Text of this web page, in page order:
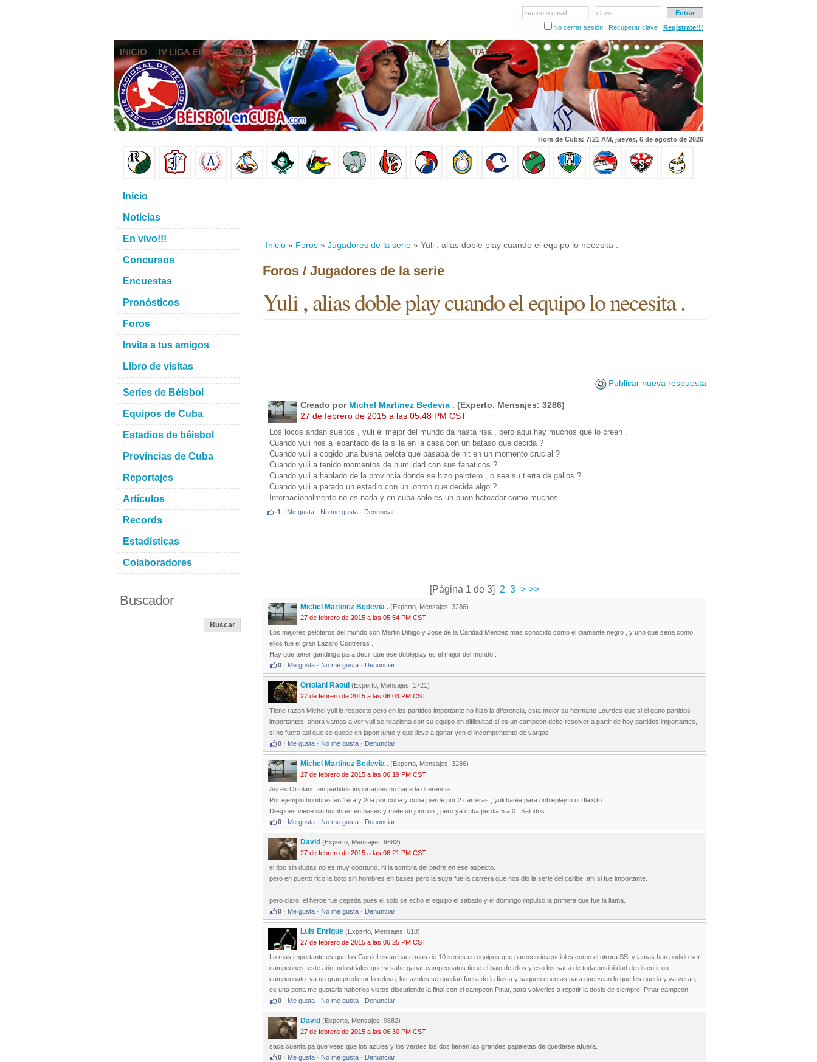
usuario o email
clave
No cerrar sesión
Recuperar clave Regístrate!!!
INICIO IV LIGA ELITE NOTICIAS FOROS PRONÓSTICOS EN VIVO CONTACTO
Hora de Cuba: 7:21 AM, jueves, 6 de agosto de 2026
Inicio » Foros » Jugadores de la serie » Yuli , alias doble play cuando el equipo lo necesita .
Foros / Jugadores de la serie
Yuli , alias doble play cuando el equipo lo necesita .
Publicar nueva respuesta
Creado por Michel Martinez Bedevia . (Experto, Mensajes: 3286)
27 de febrero de 2015 a las 05:48 PM CST
Los locos andan sueltos , yuli el mejor del mundo da hasta risa , pero aqui hay muchos que lo creen .
Cuando yuli nos a lebantado de la silla en la casa con un bataso que decida ?
Cuando yuli a cogido una buena pelota que pasaba de hit en un momento crucial ?
Cuando yuli a tenido momentos de humildad con sus fanaticos ?
Cuando yuli a hablado de la provincia donde se hizo pelotero , o sea su tierra de gallos ?
Cuando yuli a parado un estadio con un jonron que decida algo ?
Internacionalmente no es nada y en cuba solo es un buen bateador como muchos .
-1 · Me gusta · No me gusta · Denunciar
[Página 1 de 3] 2 3 > >>
Michel Martinez Bedevia . (Experto, Mensajes: 3286)
27 de febrero de 2015 a las 05:54 PM CST
Los mejores peloteros del mundo son Martin Dihigo y Jose de la Caridad Mendez mas conocido como el diamante negro , y uno que seria como
ellos fue el gran Lazaro Contreras .
Hay que tener gandinga para decir que ese dobleplay es el mejor del mundo .
0 · Me gusta · No me gusta · Denunciar
Ortolani Raoul (Experto, Mensajes: 1721)
27 de febrero de 2015 a las 06:03 PM CST
Tiene razon Michel yuli lo respecto pero en los partidos importante no hizo la diferencia, esta mejor su hermano Lourdes que si el gano partidos
importantes, ahora vamos a ver yuli se reaciona con su equipo en difilcultad si es un campeon debe resolver a partir de hoy partidos importantes,
si no fuera asi que se quede en japon junto y que lleve a ganar yen el incompentente de vargas.
0 · Me gusta · No me gusta · Denunciar
Michel Martinez Bedevia . (Experto, Mensajes: 3286)
27 de febrero de 2015 a las 06:19 PM CST
Asi es Ortolani , en partidos importantes no hace la diferencia .
Por ejemplo hombres en 1era y 2da por cuba y cuba pierde por 2 carreras , yuli batea para dobleplay o un flaisito .
Despues viene sin hombres en bases y mete un jonrron , pero ya cuba perdia 5 a 0 . Saludos .
0 · Me gusta · No me gusta · Denunciar
David (Experto, Mensajes: 9682)
27 de febrero de 2015 a las 06:21 PM CST
el tipo sin dudas no es muy oportuno. ni la sombra del padre en ese aspecto.
pero en puerto rico la boto sin hombres en bases pero la suya fue la carrera que nos dio la serie del caribe. ahi si fue importante.
pero claro, el heroe fue cepeda pues el solo se echo el equipo el sabado y el domingo impulso la primera que fue la llama.
0 · Me gusta · No me gusta · Denunciar
Luis Enrique (Experto, Mensajes: 618)
27 de febrero de 2015 a las 06:25 PM CST
Lo mas importante es que los Gurriel estan hace mas de 10 series en equipos que parecen invencibles como el otrora SS, y jamas han podido ser
campeones, este año Industriales que si sabe ganar campeonatos tiene el bajo de ellos y eso los saca de toda posibilidad de discutir un
campeonato. ya un gran predictor lo relevo, los azules se quedan fuera de la fiesta y saquen cuentas para que vean lo que les queda y ya veran,
es una pena me gustaria haberlos vistos discutiendo la final con el campeon Pinar, para volverles a repetir la dosis de siempre. Pinar campeon.
0 · Me gusta · No me gusta · Denunciar
David (Experto, Mensajes: 9682)
27 de febrero de 2015 a las 06:30 PM CST
saca cuenta pa que veas que los azules y los verdes los dos tienen las grandes papaletas de quedarse afuera.
0 · Me gusta · No me gusta · Denunciar
Inicio
Noticias
En vivo!!!
Concursos
Encuestas
Pronósticos
Foros
Invita a tus amigos
Libro de visitas
Series de Béisbol
Equipos de Cuba
Estadios de béisbol
Provincias de Cuba
Reportajes
Artículos
Records
Estadísticas
Colaboradores
Buscador